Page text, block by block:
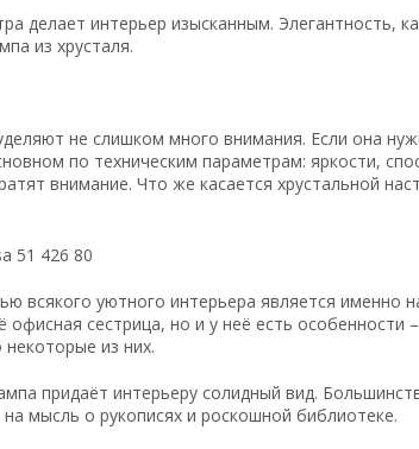
делает интерьер изысканным. Элегантность,
из хрусталя.
не слишком много внимания. Если она
по техническим параметрам: яркости,
внимание. Что же касается хрустальной
всякого уютного интерьера является именно
офисная сестрица, но и у неё есть
из них.
придаёт интерьеру солидный вид.
мысль о рукописях и роскошной библиотеке.